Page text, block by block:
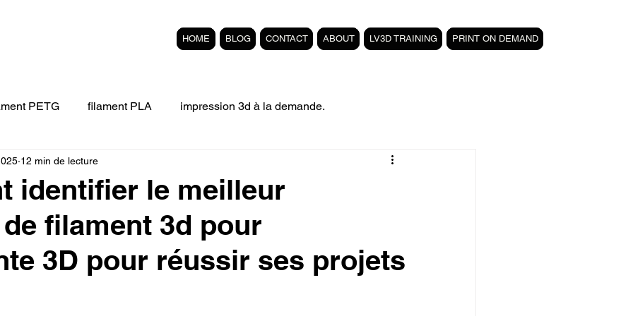
HOME BLOG CONTACT ABOUT LV3D TRAINING PRINT ON DEMAND
PETG filament PLA impression 3d à la demande.
Filament 3D FLEXIBLE filament PETG carbone
3D. Formation éligible au CPF Impressio
Formation 3D en ligne. Refaire piece en 3D magasin LV3D
identifier le meilleur
filament 3d pour
3D pour réussir ses projets
12 min de lecture